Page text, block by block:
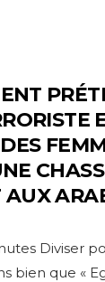
AUX
Diviser
bien que «